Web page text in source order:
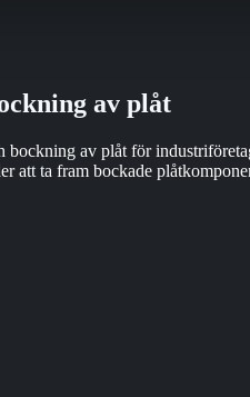
av plåt
bockning av plåt för
att ta fram bockade